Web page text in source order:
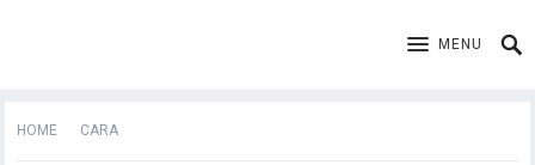
MENU
HOME CARA